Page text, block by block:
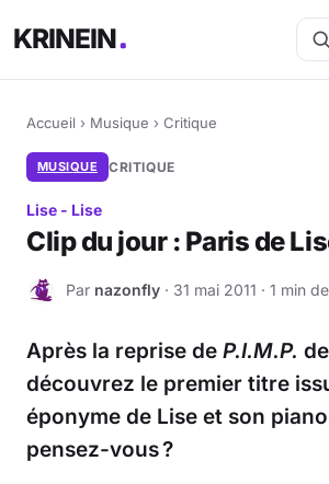
KRINEIN
Accueil › Musique › Critique
MUSIQUE CRITIQUE
Lise - Lise
Clip du jour : Paris de
N Par nazonfly · 31 mai 2011 · 1 min
Après la reprise de P.I.M.P.
découvrez le premier titre
éponyme de Lise et son
pensez-vous ?